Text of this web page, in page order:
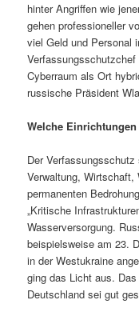
hinter Angriffen wie
gehen professioneller
viel Geld und Personal
Cyberraum als Ort
russische Präsident
Welche
Der
Verwaltung,
permanenten
„Kritische
Wasserversorgung.
beispielsweise am 23.
in der Westukraine
ging das Licht aus.
Deutschland sei gut